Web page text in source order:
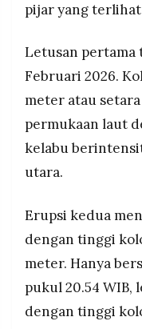
MEDIA
PRAMUDITA
©
Resolusi.co
-
PT.
MEDIA
PRAMUDITA
PVMBG
sekunder
di puncak
pijar yang terlihat
Letusan pertama
Februari 2026.
meter atau
permukaan laut
kelabu
utara.
Erupsi kedua
dengan tinggi
meter. Hanya
pukul 20.54
dengan tinggi